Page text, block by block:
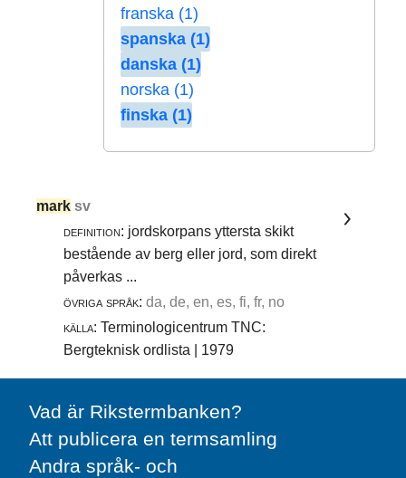
franska (1)
spanska (1)
danska (1)
norska (1)
finska (1)
mark sv
definition: jordskorpans yttersta skikt
bestående av berg eller jord, som direkt
påverkas ...
övriga språk: da, de, en, es, fi, fr, no
källa: Terminologicentrum TNC:
Bergteknisk ordlista | 1979
Vad är Rikstermbanken?
Att publicera en termsamling
Andra språk- och